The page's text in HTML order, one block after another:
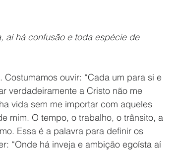
aí há confusão e toda espécie de
ouvir: “Cada um para si e
verdadeiramente a Cristo não me
vida sem me importar com aqueles
mim. O tempo, o trabalho, o trânsito, a
Essa é a palavra para definir os
“Onde há inveja e ambição egoísta aí